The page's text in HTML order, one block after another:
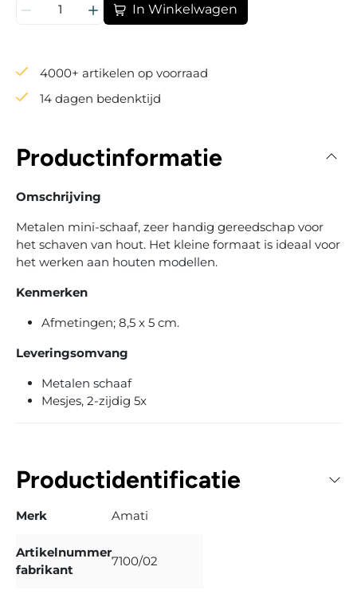
In Winkelwagen
4000+ artikelen op voorraad
14 dagen bedenktijd
Productinformatie
Omschrijving
Metalen mini-schaaf, zeer handig gereedschap voor
het schaven van hout. Het kleine formaat is ideaal voor
het werken aan houten modellen.
Kenmerken
Afmetingen; 8,5 x 5 cm.
Leveringsomvang
Metalen schaaf
Mesjes, 2-zijdig 5x
Productidentificatie
Merk Amati
Artikelnummer
fabrikant
7100/02